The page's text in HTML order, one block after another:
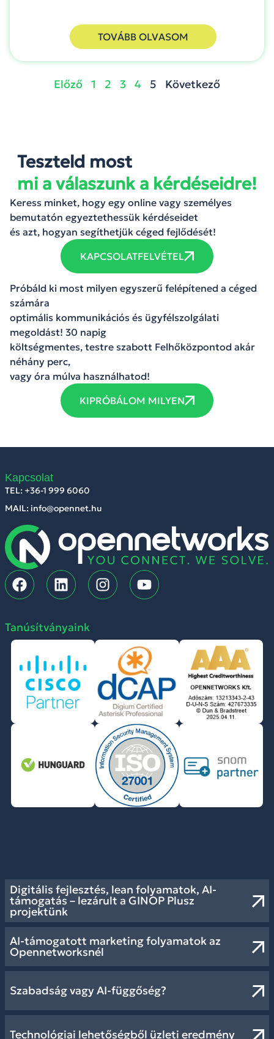
TOVÁBB OLVASOM
Előző 1 2 3 4 5 Következő
Teszteld most
mi a válaszunk a kérdéseidre!
Keress minket, hogy egy online vagy személyes
bemutatón egyeztethessük kérdéseidet
és azt, hogyan segíthetjük céged fejlődését!
KAPCSOLATFELVÉTEL
Próbáld ki most milyen egyszerű felépítened a céged
számára
optimális kommunikációs és ügyfélszolgálati
megoldást! 30 napig
költségmentes, testre szabott Felhőközpontod akár
néhány perc,
vagy óra múlva használhatod!
KIPRÓBÁLOM MILYEN
Digitális fejlesztés, lean folyamatok, AI-
támogatás – lezárult a GINOP Plusz
projektünk
AI-támogatott marketing folyamatok az
Opennetworksnél
Szabadság vagy AI-függőség?
Technológiai lehetőségből üzleti eredmény
Kapcsolat
TEL: +36-1 999 6060
MAIL: info@opennet.hu
Tanúsítványaink